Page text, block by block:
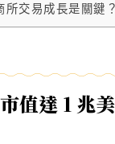
所交易成長是關鍵？
值達 1 兆